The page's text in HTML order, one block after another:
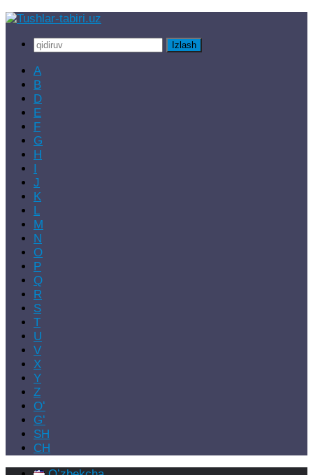
Skip
contentQidirshish:
A
B
D
E
F
G
H
I
J
K
L
M
N
O
P
Q
R
S
T
U
V
X
Y
Z
Oʻ
Gʻ
SH
CH